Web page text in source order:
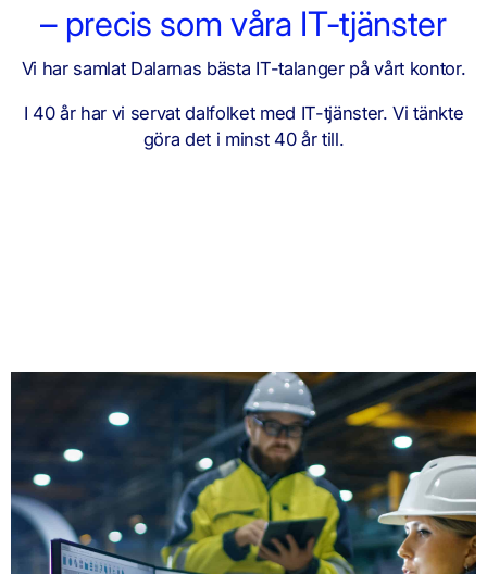
– precis som våra IT-tjänster
Vi har samlat Dalarnas bästa IT-talanger på vårt kontor.
I 40 år har vi servat dalfolket med IT-tjänster. Vi tänkte
göra det i minst 40 år till.